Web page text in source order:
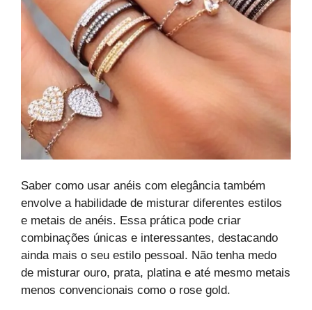
Saber como usar anéis com elegância também
envolve a habilidade de misturar diferentes estilos
e metais de anéis. Essa prática pode criar
combinações únicas e interessantes, destacando
ainda mais o seu estilo pessoal. Não tenha medo
de misturar ouro, prata, platina e até mesmo metais
menos convencionais como o rose gold.